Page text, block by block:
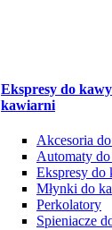
Ekspresy do
kawiarni
Akcesoria
Automaty
Ekspresy do
Młynki do
Perkolatory
Spieniacze